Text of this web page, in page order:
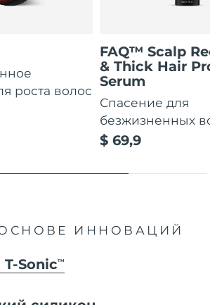
роста волос
FAQ™ Scalp
& Thick Hair
Serum
Спасение для
безжизненных
$ 69,9
ИННОВАЦИЙ
SonicTM